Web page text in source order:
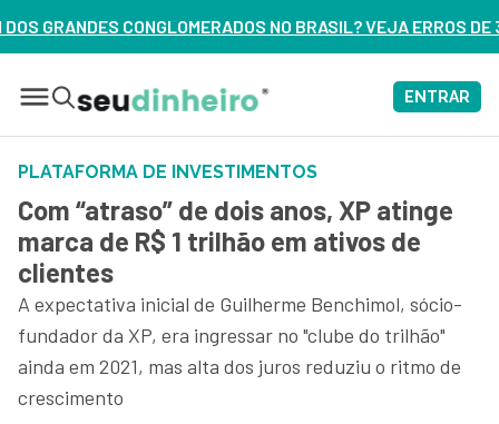
NO BRASIL? VEJA ERROS DE 3 DELES – ASSISTA AGORA
ENTRAR
PLATAFORMA DE INVESTIMENTOS
Com “atraso” de dois anos, XP atinge
marca de R$ 1 trilhão em ativos de
clientes
A expectativa inicial de Guilherme Benchimol, sócio-
fundador da XP, era ingressar no "clube do trilhão"
ainda em 2021, mas alta dos juros reduziu o ritmo de
crescimento